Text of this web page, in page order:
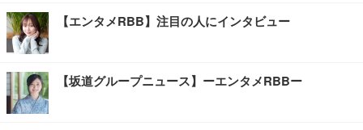
【エンタメRBB】注目の人にインタビュー
【坂道グループニュース】ーエンタメRBBー